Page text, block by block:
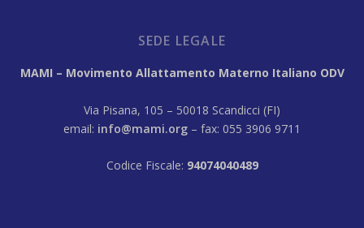
SEDE LEGALE
MAMI – Movimento Allattamento Materno Italiano ODV
Via Pisana, 105 – 50018 Scandicci (FI)
email: info@mami.org – fax: 055 3906 9711
Codice Fiscale: 94074040489